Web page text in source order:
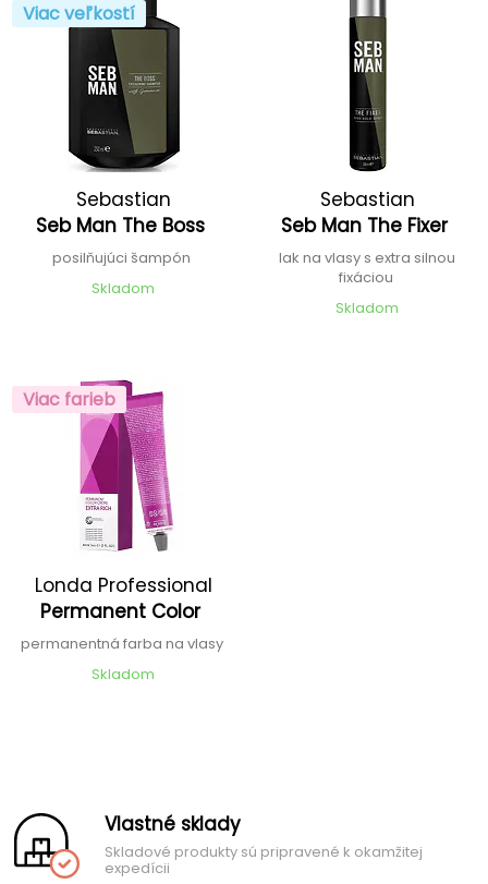
Viac veľkostí
Sebastian
Seb Man The Boss
posilňujúci šampón
Skladom
Sebastian
Seb Man The Fixer
lak na vlasy s extra silnou
fixáciou
Skladom
Viac farieb
Londa Professional
Permanent Color
permanentná farba na vlasy
Skladom
Vlastné sklady
Skladové produkty sú pripravené k okamžitej
expedícii